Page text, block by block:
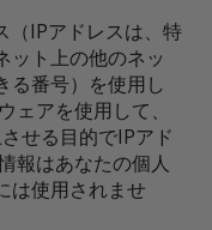
（IPアドレスは、特
ット上の他のネッ
る番号）を使用し
ェアを使用して、
せる目的でIPアド
報はあなたの個人
は使用されませ